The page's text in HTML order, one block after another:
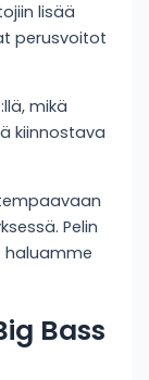
lisää
perusvoitot
mikä
kiinnostava
Pelin
Bass